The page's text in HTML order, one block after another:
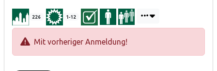
226 1-12
Mit vorheriger Anmeldung!